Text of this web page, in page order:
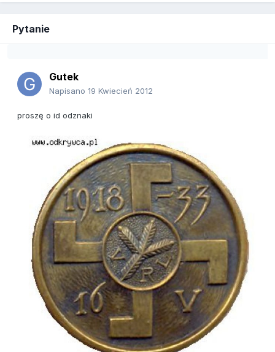
Pytanie
Gutek
Napisano 19 Kwiecień 2012
proszę o id odznaki